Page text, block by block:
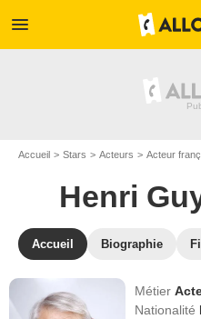
menu
Accueil Stars Acteurs Acteur
Henri
Accueil Biographie
Métier
Nationalité